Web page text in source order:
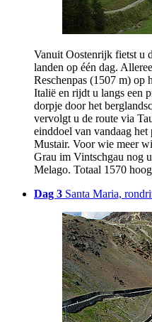
Vanuit Oostenrijk fietst u
landen op één dag.
Reschenpas (1507 m) op
Italië en rijdt u langs een
dorpje door het
vervolgt u de route via
einddoel van vandaag
Mustair. Voor wie meer
Grau im Vintschgau nog
Melago. Totaal 1570
Dag 3 Santa Maria,